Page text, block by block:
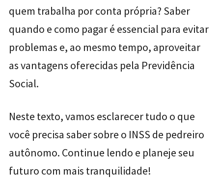
quem trabalha por conta própria? Saber
quando e como pagar é essencial para evitar
problemas e, ao mesmo tempo, aproveitar
as vantagens oferecidas pela Previdência
Social.
Neste texto, vamos esclarecer tudo o que
você precisa saber sobre o INSS de pedreiro
autônomo. Continue lendo e planeje seu
futuro com mais tranquilidade!